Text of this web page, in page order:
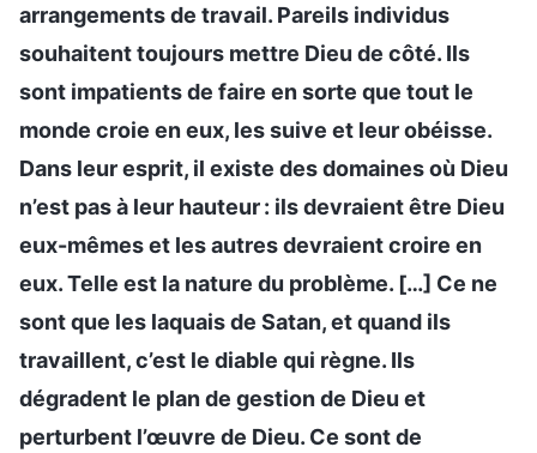
arrangements de travail. Pareils individus
souhaitent toujours mettre Dieu de côté. Ils
sont impatients de faire en sorte que tout le
monde croie en eux, les suive et leur obéisse.
Dans leur esprit, il existe des domaines où Dieu
n’est pas à leur hauteur : ils devraient être Dieu
eux-mêmes et les autres devraient croire en
eux. Telle est la nature du problème. […] Ce ne
sont que les laquais de Satan, et quand ils
travaillent, c’est le diable qui règne. Ils
dégradent le plan de gestion de Dieu et
perturbent l’œuvre de Dieu. Ce sont de